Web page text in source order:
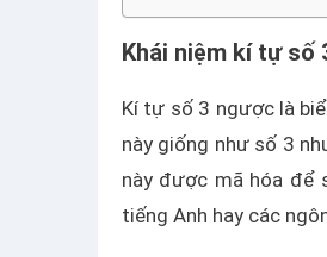
Khái niệm kí tự số
Kí tự số 3 ngược là
này giống như số 3
này được mã hóa để
tiếng Anh hay các